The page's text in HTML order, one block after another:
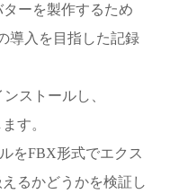
ーを製作するため
導入を目指した記録
ストールし、
す。
をFBX形式でエクス
るかどうかを検証し